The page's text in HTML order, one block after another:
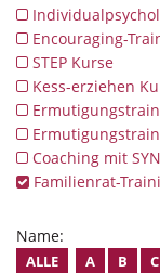
Encouraging-
STEP Kurse
Kess-erziehen
Coaching mit
Familienrat-
Name:
ALLE A B C